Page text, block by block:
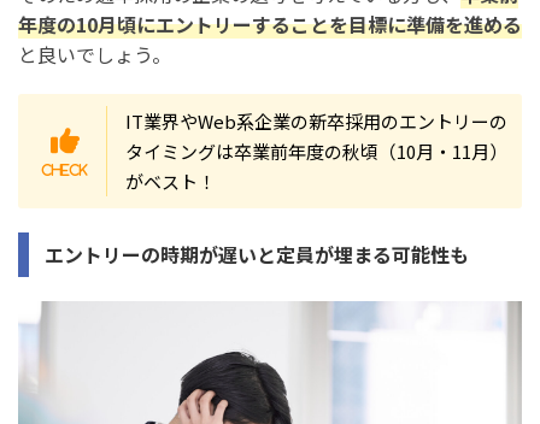
年度の10月頃にエントリーすることを目標に準備を進める
と良いでしょう。
IT業界やWeb系企業の新卒採用のエントリーの
タイミングは卒業前年度の秋頃（10月・11月）
がベスト！
エントリーの時期が遅いと定員が埋まる可能性も